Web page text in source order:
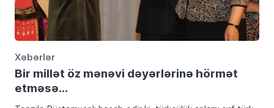
Xəbərlər
Bir millət öz mənəvi dəyərlərinə hörmət
etməsə…